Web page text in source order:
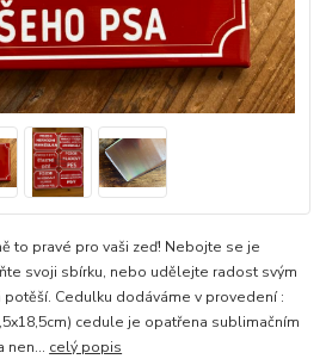
to pravé pro vaši zeď! Nebojte se je
svoji sbírku, nebo udělejte radost svým
Cedulku dodáváme v provedení :
cedule je opatřena sublimačním
nen... celý popis